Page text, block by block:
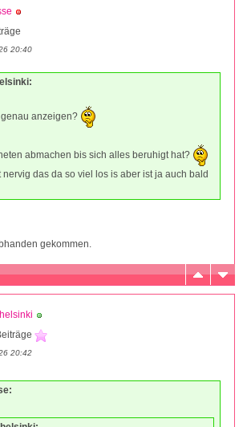
20:40
anzeigen?
abmachen bis sich alles beruhigt hat?
nervig das da so viel los is aber ist ja auch bald
gekommen.
20:42